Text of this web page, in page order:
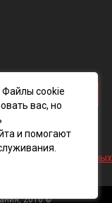
персональных данных
2016 ©
. Файлы cookie
вас, но
и помогают